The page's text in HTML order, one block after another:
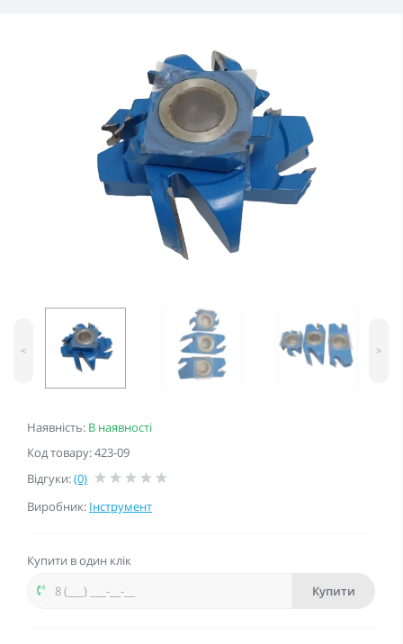
Наявність: В наявності
Код товару: 423-09
Відгуки:(0)
Виробник: Інструмент
< >
Купити в один клік
Купити